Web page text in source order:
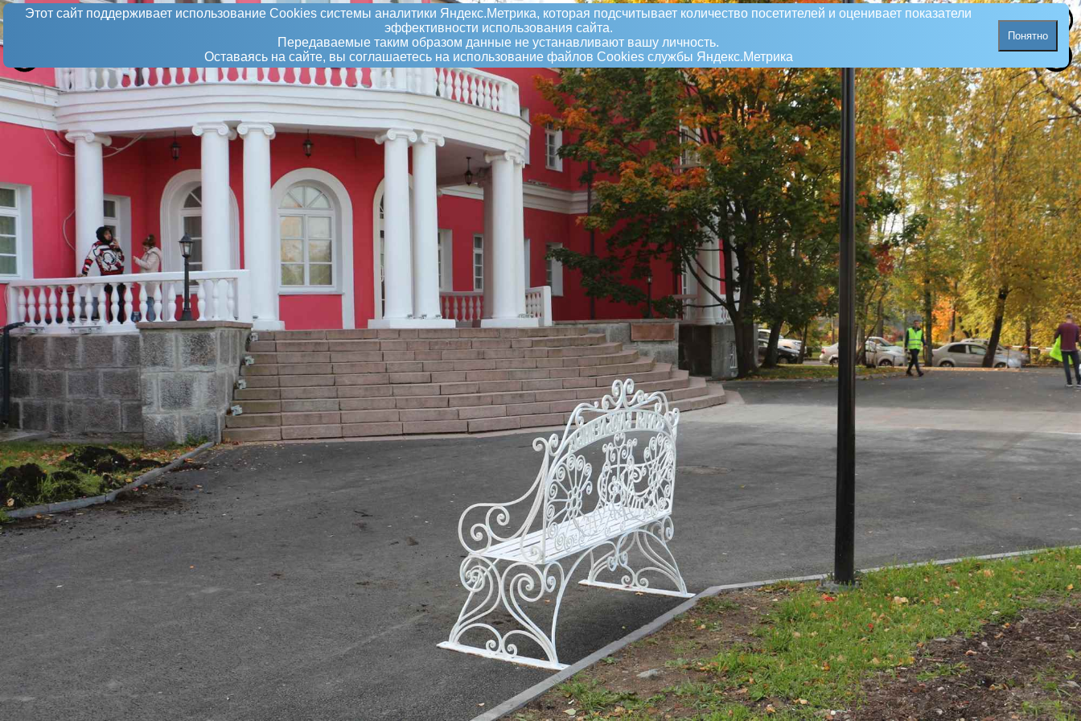
Этот сайт поддерживает использование Сookies системы аналитики Яндекс.Метрика, которая подсчитывает количество посетителей и оценивает показатели
эффективности использования сайта.
Передаваемые таким образом данные не устанавливают вашу личность.
Оставаясь на сайте, вы соглашаетесь на использование файлов Сookies службы Яндекс.Метрика
Понятно